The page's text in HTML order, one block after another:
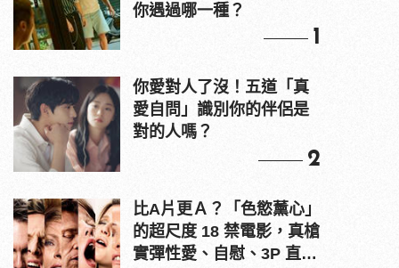
你遇過哪一種？
1
你愛對人了沒！五道「真
愛自問」識別你的伴侶是
對的人嗎？
2
比A片更Ａ？「色慾薰心」
的超尺度 18 禁電影，真槍
實彈性愛、自慰、3P 直接